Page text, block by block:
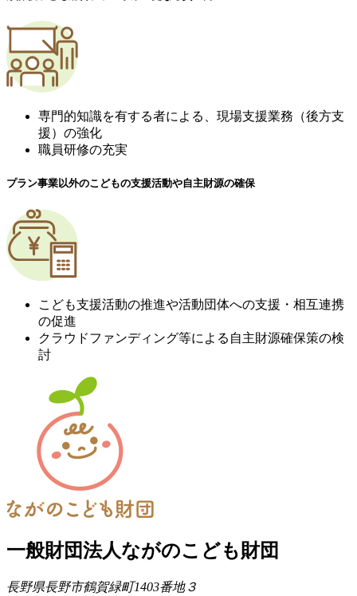
専門的知識を有する者による、現場支援業務（後方支
援）の強化
職員研修の充実
プラン事業以外のこどもの支援活動や自主財源の確保
こども支援活動の推進や活動団体への支援・相互連携
の促進
クラウドファンディング等による自主財源確保策の検
討
一般財団法人ながのこども財団
長野県長野市鶴賀緑町1403番地３